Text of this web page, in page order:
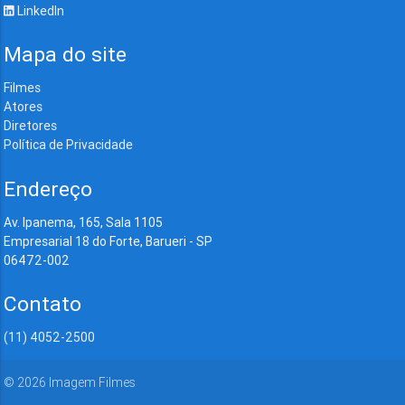
LinkedIn
Mapa do site
Filmes
Atores
Diretores
Política de Privacidade
Endereço
Av. Ipanema, 165, Sala 1105
Empresarial 18 do Forte, Barueri - SP
06472-002
Contato
(11) 4052-2500
© 2026 Imagem Filmes